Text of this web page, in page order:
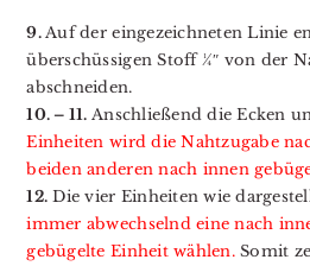
9.Auf der eingezeichneten Linie
überschüssigen Stoff ¼″ von der
abschneiden.
10. – 11. Anschließend die Ecken
Einheiten wird die Nahtzugabe
beiden anderen nach innen
12. Die vier Einheiten wie
immer abwechselnd eine nach
gebügelte Einheit wählen.Somit